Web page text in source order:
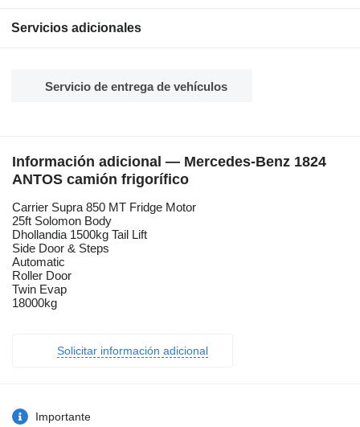
Servicios adicionales
Servicio de entrega de vehículos
Información adicional — Mercedes-Benz 1824
ANTOS camión frigorífico
Carrier Supra 850 MT Fridge Motor
25ft Solomon Body
Dhollandia 1500kg Tail Lift
Side Door & Steps
Automatic
Roller Door
Twin Evap
18000kg
Solicitar información adicional
Importante